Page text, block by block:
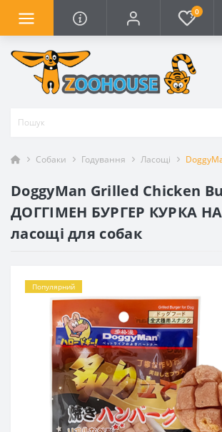
0
Собаки Годування Ласощі
DoggyMan Grilled Chicken
ДОГГІМЕН БУРГЕР КУРКА
ласощі для собак
Популярний